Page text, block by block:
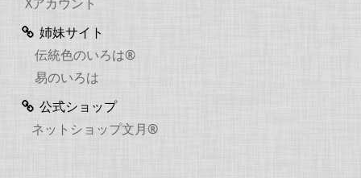
姉妹サイト
伝統色のいろは®
易のいろは
公式ショップ
ネットショップ文月®